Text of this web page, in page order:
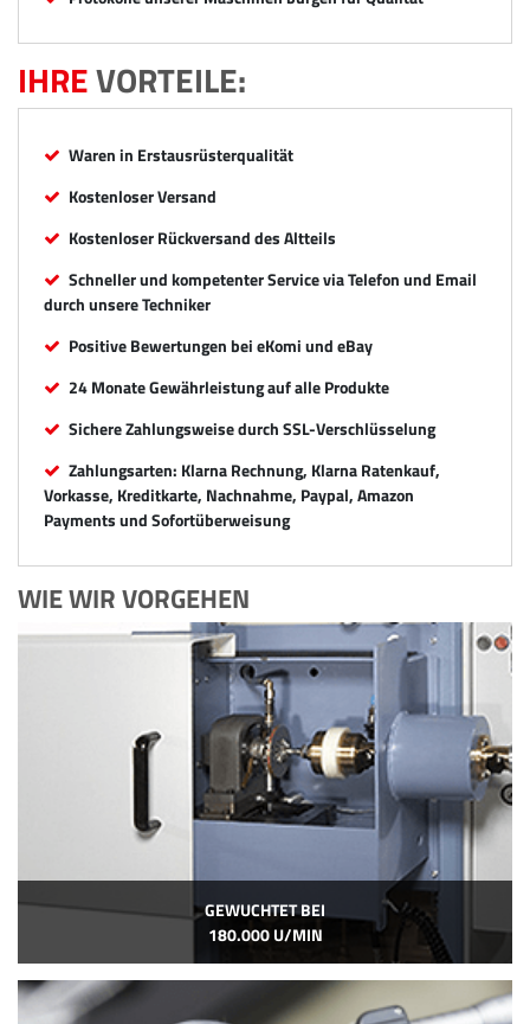
IHREVORTEILE:
Waren in Erstausrüsterqualität
Kostenloser Versand
Kostenloser Rückversand des Altteils
Schneller und kompetenter Service via Telefon und Email
durch unsere Techniker
Positive Bewertungen bei eKomi und eBay
24 Monate Gewährleistung auf alle Produkte
Sichere Zahlungsweise durch SSL-Verschlüsselung
Zahlungsarten: Klarna Rechnung, Klarna Ratenkauf,
Vorkasse, Kreditkarte, Nachnahme, Paypal, Amazon
Payments und Sofortüberweisung
WIE WIR VORGEHEN
GEWUCHTET BEI
180.000 U/MIN